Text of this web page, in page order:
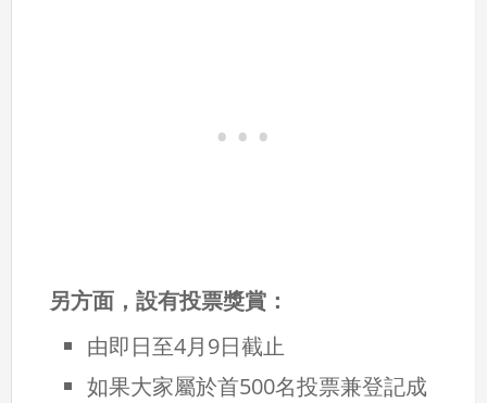
另方面，設有投票獎賞：
由即日至4月9日截止
如果大家屬於首500名投票兼登記成